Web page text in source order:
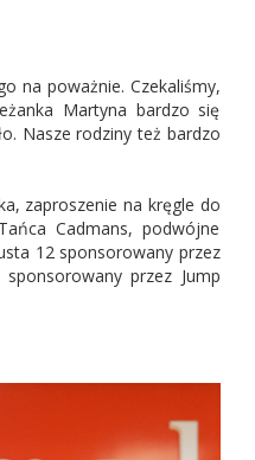
na poważnie. Czekaliśmy,
Martyna bardzo się
Nasze rodziny też bardzo
zaproszenie na kręgle do
Cadmans, podwójne
12 sponsorowany przez
przez Jump